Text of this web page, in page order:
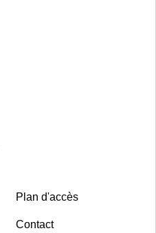
Plan d'accès
Contact